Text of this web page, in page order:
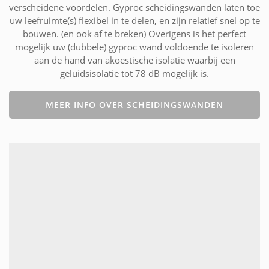
verscheidene voordelen. Gyproc scheidingswanden laten toe
uw leefruimte(s) flexibel in te delen, en zijn relatief snel op te
bouwen. (en ook af te breken) Overigens is het perfect
mogelijk uw (dubbele) gyproc wand voldoende te isoleren
aan de hand van akoestische isolatie waarbij een
geluidsisolatie tot 78 dB mogelijk is.
MEER INFO OVER SCHEIDINGSWANDEN